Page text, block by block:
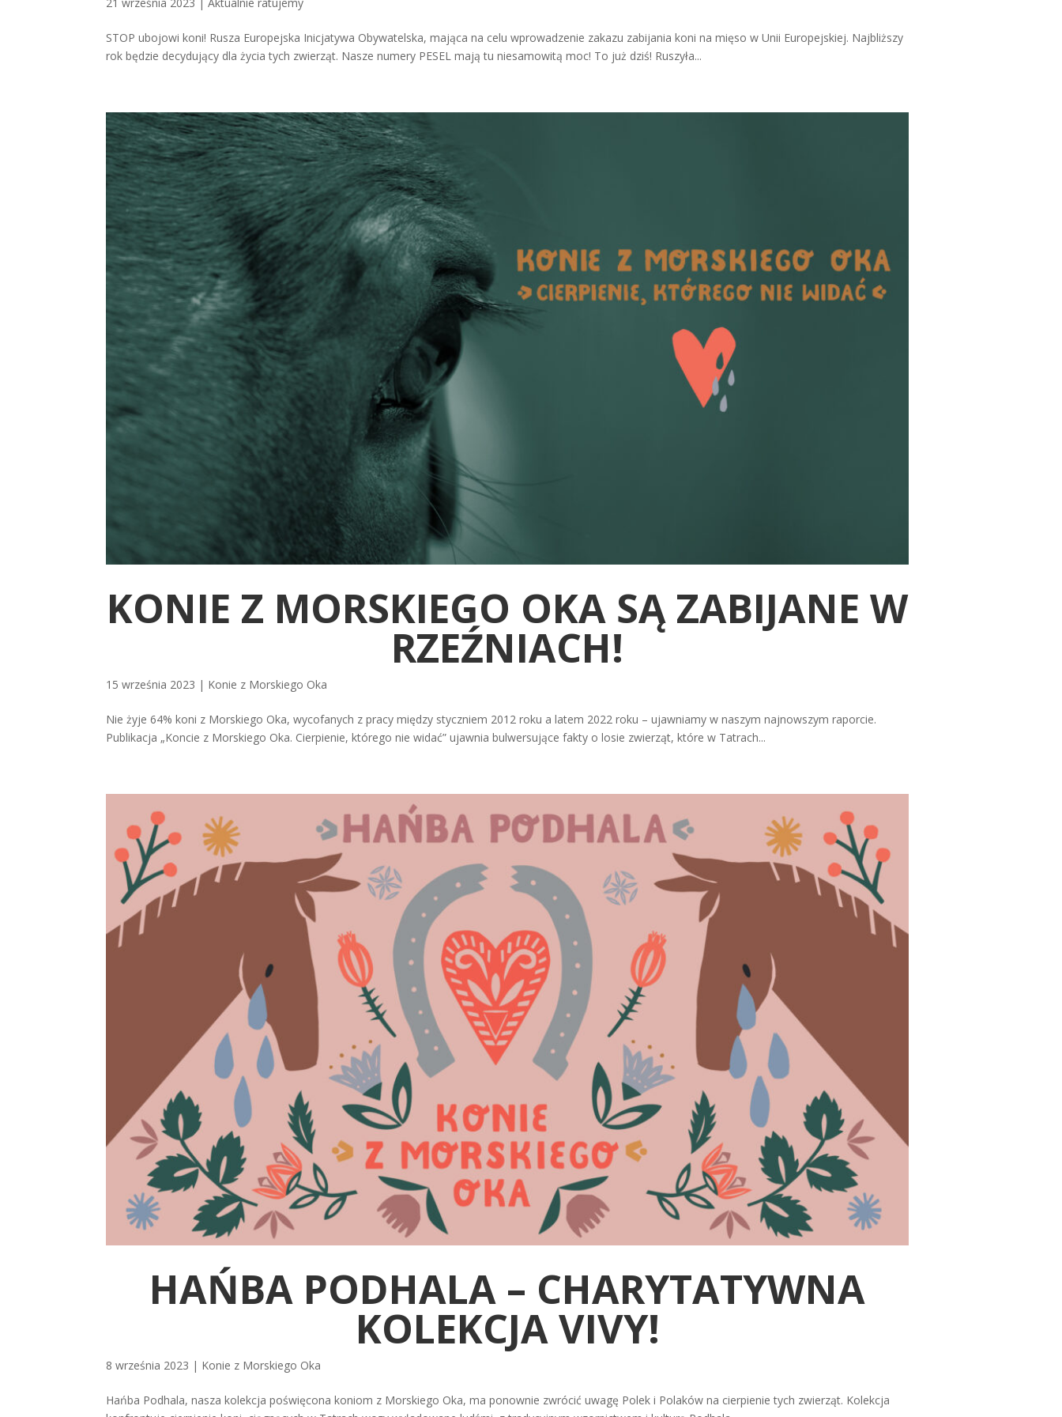
STOP ubojowi koni! Rusza Europejska Inicjatywa Obywatelska, mająca na celu wprowadzenie zakazu zabijania koni na mięso w Unii Europejskiej. Najbliższy
rok będzie decydujący dla życia tych zwierząt. Nasze numery PESEL mają tu niesamowitą moc! To już dziś! Ruszyła...
KONIE Z MORSKIEGO OKA SĄ ZABIJANE W
RZEŹNIACH!
15 września 2023 | Konie z Morskiego Oka
Nie żyje 64% koni z Morskiego Oka, wycofanych z pracy między styczniem 2012 roku a latem 2022 roku – ujawniamy w naszym najnowszym raporcie.
Publikacja „Koncie z Morskiego Oka. Cierpienie, którego nie widać” ujawnia bulwersujące fakty o losie zwierząt, które w Tatrach...
HAŃBA PODHALA – CHARYTATYWNA
KOLEKCJA VIVY!
8 września 2023 | Konie z Morskiego Oka
Hańba Podhala, nasza kolekcja poświęcona koniom z Morskiego Oka, ma ponownie zwrócić uwagę Polek i Polaków na cierpienie tych zwierząt. Kolekcja